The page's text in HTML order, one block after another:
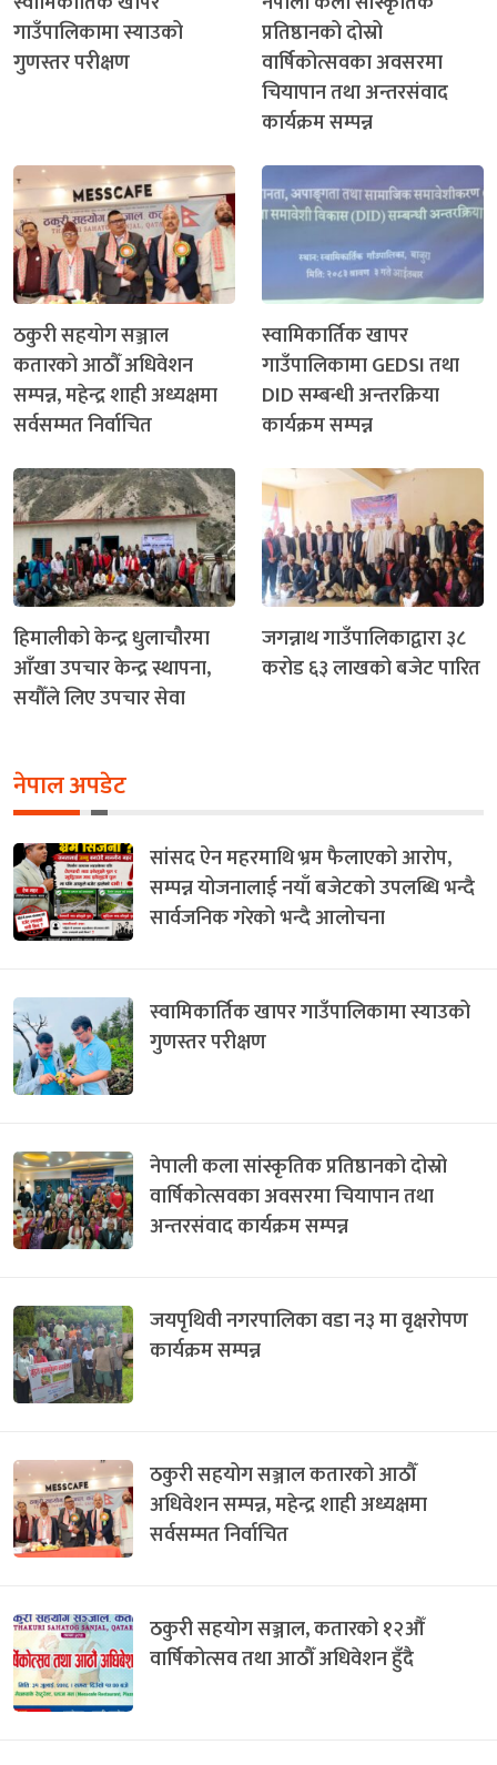
गाउँपालिकामा स्याउको
गुणस्तर परीक्षण
प्रतिष्ठानको दोस्रो
वार्षिकोत्सवका अवसरमा
चियापान तथा अन्तरसंवाद
कार्यक्रम सम्पन्न
ठकुरी सहयोग सञ्जाल
कतारको आठौँ अधिवेशन
सम्पन्न, महेन्द्र शाही अध्यक्षमा
सर्वसम्मत निर्वाचित
स्वामिकार्तिक खापर
गाउँपालिकामा GEDSI तथा
DID सम्बन्धी अन्तरक्रिया
कार्यक्रम सम्पन्न
हिमालीको केन्द्र धुलाचौरमा
आँखा उपचार केन्द्र स्थापना,
सयौँले लिए उपचार सेवा
जगन्नाथ गाउँपालिकाद्वारा ३८
करोड ६३ लाखको बजेट पारित
नेपाल अपडेट
सांसद ऐन महरमाथि भ्रम फैलाएको आरोप,
सम्पन्न योजनालाई नयाँ बजेटको उपलब्धि भन्दै
सार्वजनिक गरेको भन्दै आलोचना
स्वामिकार्तिक खापर गाउँपालिकामा स्याउको
गुणस्तर परीक्षण
नेपाली कला सांस्कृतिक प्रतिष्ठानको दोस्रो
वार्षिकोत्सवका अवसरमा चियापान तथा
अन्तरसंवाद कार्यक्रम सम्पन्न
जयपृथिवी नगरपालिका वडा न३ मा वृक्षरोपण
कार्यक्रम सम्पन्न
ठकुरी सहयोग सञ्जाल कतारको आठौँ
अधिवेशन सम्पन्न, महेन्द्र शाही अध्यक्षमा
सर्वसम्मत निर्वाचित
ठकुरी सहयोग सञ्जाल, कतारको १२औँ
वार्षिकोत्सव तथा आठौँ अधिवेशन हुँदै